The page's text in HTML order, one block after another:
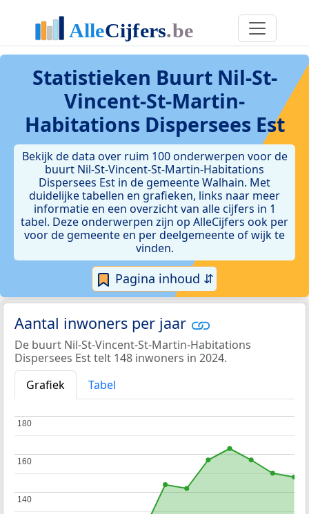
Statistieken Buurt Nil-St-
Vincent-St-Martin-
Habitations Dispersees Est
Bekijk de data over ruim 100 onderwerpen voor de
buurt Nil-St-Vincent-St-Martin-Habitations
Dispersees Est in de gemeente Walhain. Met
duidelijke tabellen en grafieken, links naar meer
informatie en een overzicht van alle cijfers in 1
tabel. Deze onderwerpen zijn op AlleCijfers ook per
voor de gemeente en per deelgemeente of wijk te
vinden.
Pagina inhoud ⇵
Aantal inwoners per jaar
De buurt Nil-St-Vincent-St-Martin-Habitations
Dispersees Est telt 148 inwoners in 2024.
Grafiek
Tabel
140
140
160
160
180
180